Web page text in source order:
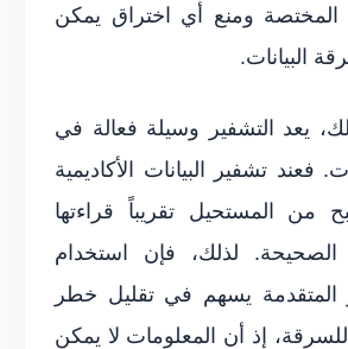
المختصة ومنع أي اختراق يمكن
البيانات.
يعد التشفير وسيلة فعالة في
فعند تشفير البيانات الأكاديمية
من المستحيل تقريباً قراءتها
الصحيحة. لذلك، فإن استخدام
المتقدمة يسهم في تقليل خطر
إذ أن المعلومات لا يمكن